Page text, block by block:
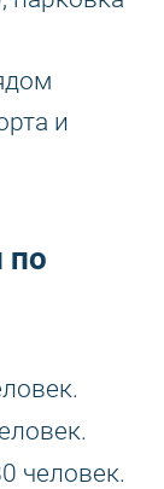
и
по
человек.